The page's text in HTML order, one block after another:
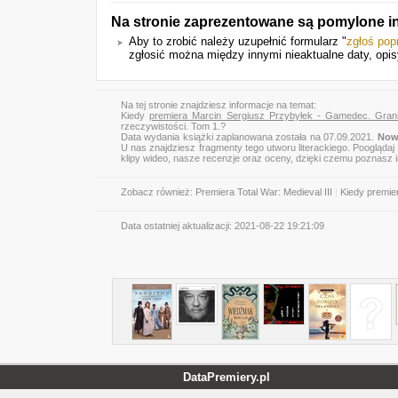
Na stronie zaprezentowane są pomylone
Aby to zrobić należy uzupełnić formularz "zgłoś
zgłosić można między innymi nieaktualne daty,
Na tej stronie znajdziesz informacje na temat:
Kiedypremiera Marcin Sergiusz Przybyłek - Gamedec.
rzeczywistości. Tom 1.?
Data wydania książki zaplanowana została na 07.09.2021.
U nas znajdziesz fragmenty tego utworu literackiego. Pooglądaj
klipy wideo, nasze recenzje oraz oceny, dzięki czemu
Zobacz również: Premiera Total War: Medieval III Kiedy
Data ostatniej aktualizacji: 2021-08-22 19:21:09
DataPremiery.pl